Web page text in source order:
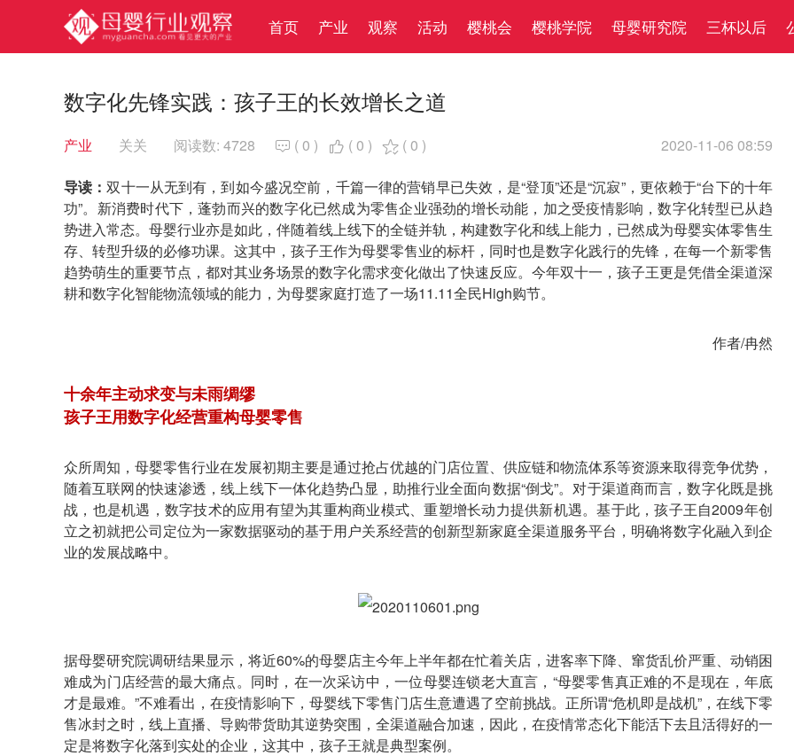
首页 产业 观察 活动 樱桃会 樱桃学院 母婴研究院 三杯以后
数字化先锋实践：孩子王的长效增长之道
产业 关关 阅读数: 4728  (0 )  (0 )  (0 ) 2020-11-06 08:59
导读：双十一从无到有，到如今盛况空前，千篇一律的营销早已失效，是“登顶”还是“沉寂”，更依赖于“台下的十年
功”。新消费时代下，蓬勃而兴的数字化已然成为零售企业强劲的增长动能，加之受疫情影响，数字化转型已从趋
势进入常态。母婴行业亦是如此，伴随着线上线下的全链并轨，构建数字化和线上能力，已然成为母婴实体零售生
存、转型升级的必修功课。这其中，孩子王作为母婴零售业的标杆，同时也是数字化践行的先锋，在每一个新零售
趋势萌生的重要节点，都对其业务场景的数字化需求变化做出了快速反应。今年双十一，孩子王更是凭借全渠道深
耕和数字化智能物流领域的能力，为母婴家庭打造了一场11.11全民High购节。
作者/冉然
十余年主动求变与未雨绸缪
孩子王用数字化经营重构母婴零售
众所周知，母婴零售行业在发展初期主要是通过抢占优越的门店位置、供应链和物流体系等资源来取得竞争优势，
随着互联网的快速渗透，线上线下一体化趋势凸显，助推行业全面向数据“倒戈”。对于渠道商而言，数字化既是挑
战，也是机遇，数字技术的应用有望为其重构商业模式、重塑增长动力提供新机遇。基于此，孩子王自2009年创
立之初就把公司定位为一家数据驱动的基于用户关系经营的创新型新家庭全渠道服务平台，明确将数字化融入到企
业的发展战略中。
据母婴研究院调研结果显示，将近60%的母婴店主今年上半年都在忙着关店，进客率下降、窜货乱价严重、动销困
难成为门店经营的最大痛点。同时，在一次采访中，一位母婴连锁老大直言，“母婴零售真正难的不是现在，年底
才是最难。”不难看出，在疫情影响下，母婴线下零售门店生意遭遇了空前挑战。正所谓“危机即是战机”，在线下零
售冰封之时，线上直播、导购带货助其逆势突围，全渠道融合加速，因此，在疫情常态化下能活下去且活得好的一
定是将数字化落到实处的企业，这其中，孩子王就是典型案例。